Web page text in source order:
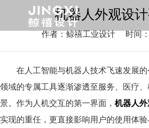
机器人外观设
作者：鲸禧工业设计 时间
在人工智能与机器人技术飞速发展
领域的专属工具逐渐渗透至服务、医疗
景。作为人机交互的第一界面， 机器人
实现的重任，更直接影响用户的使用体